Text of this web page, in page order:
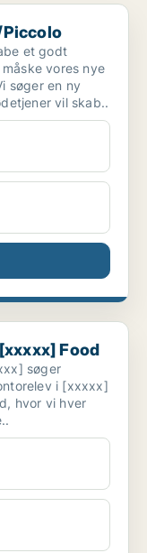
et godt
vores nye
søger en ny
vil skab..
Food
søger
hvor vi hver